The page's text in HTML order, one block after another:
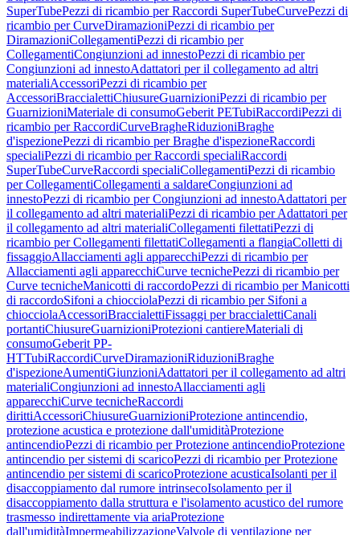
SuperTubePezzi di ricambio per Raccordi SuperTubeCurvePezzi di
ricambio per CurveDiramazioniPezzi di ricambio per
DiramazioniCollegamentiPezzi di ricambio per
CollegamentiCongiunzioni ad innestoPezzi di ricambio per
Congiunzioni ad innestoAdattatori per il collegamento ad altri
materialiAccessoriPezzi di ricambio per
AccessoriBraccialettiChiusureGuarnizioniPezzi di ricambio per
GuarnizioniMateriale di consumoGeberit PETubiRaccordiPezzi di
ricambio per RaccordiCurveBragheRiduzioniBraghe
d'ispezionePezzi di ricambio per Braghe d'ispezioneRaccordi
specialiPezzi di ricambio per Raccordi specialiRaccordi
SuperTubeCurveRaccordi specialiCollegamentiPezzi di ricambio
per CollegamentiCollegamenti a saldareCongiunzioni ad
innestoPezzi di ricambio per Congiunzioni ad innestoAdattatori per
il collegamento ad altri materialiPezzi di ricambio per Adattatori per
il collegamento ad altri materialiCollegamenti filettatiPezzi di
ricambio per Collegamenti filettatiCollegamenti a flangiaColletti di
fissaggioAllacciamenti agli apparecchiPezzi di ricambio per
Allacciamenti agli apparecchiCurve tecnichePezzi di ricambio per
Curve tecnicheManicotti di raccordoPezzi di ricambio per Manicotti
di raccordoSifoni a chiocciolaPezzi di ricambio per Sifoni a
chiocciolaAccessoriBraccialettiFissaggi per braccialettiCanali
portantiChiusureGuarnizioniProtezioni cantiereMateriali di
consumoGeberit PP-
HTTubiRaccordiCurveDiramazioniRiduzioniBraghe
d'ispezioneAumentiGiunzioniAdattatori per il collegamento ad altri
materialiCongiunzioni ad innestoAllacciamenti agli
apparecchiCurve tecnicheRaccordi
dirittiAccessoriChiusureGuarnizioniProtezione antincendio,
protezione acustica e protezione dall'umiditàProtezione
antincendioPezzi di ricambio per Protezione antincendioProtezione
antincendio per sistemi di scaricoPezzi di ricambio per Protezione
antincendio per sistemi di scaricoProtezione acusticaIsolanti per il
disaccoppiamento dal rumore intrinsecoIsolamento per il
disaccoppiamento dalla struttura e l'isolamento acustico del rumore
trasmesso indirettamente via ariaProtezione
dall'umiditàImpermeabilizzazioneValvole di ventilazione per